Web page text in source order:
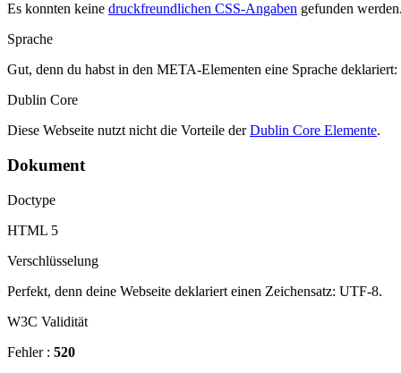
Es konnten keine druckfreundlichen CSS-Angaben gefunden werden.
Sprache
Gut, denn du habst in den META-Elementen eine Sprache deklariert:
Dublin Core
Diese Webseite nutzt nicht die Vorteile derDublin Core Elemente.
Dokument
Doctype
HTML 5
Verschlüsselung
Perfekt, denn deine Webseite deklariert einen Zeichensatz: UTF-8.
W3C Validität
Fehler : 520